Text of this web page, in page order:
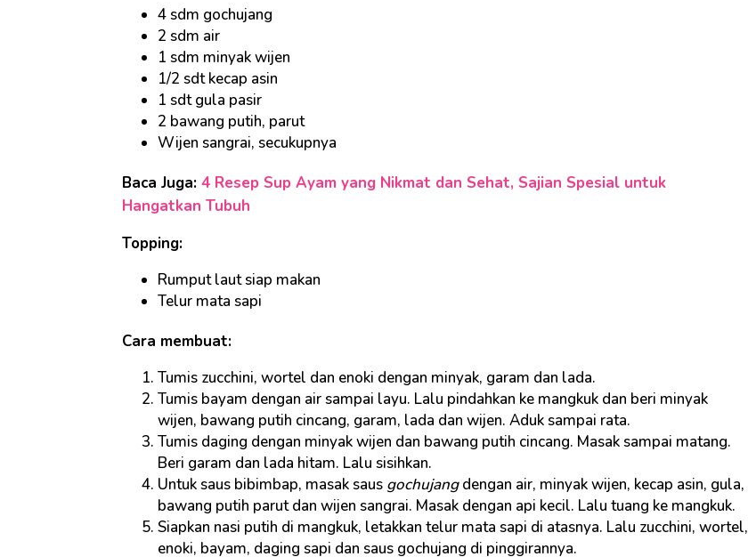
4 sdm gochujang
2 sdm air
1 sdm minyak wijen
1/2 sdt kecap asin
1 sdt gula pasir
2 bawang putih, parut
Wijen sangrai, secukupnya
Baca Juga: 4 Resep Sup Ayam yang Nikmat dan Sehat, Sajian Spesial untuk
Hangatkan Tubuh
Topping:
Rumput laut siap makan
Telur mata sapi
Cara membuat:
Tumis zucchini, wortel dan enoki dengan minyak, garam dan lada.
Tumis bayam dengan air sampai layu. Lalu pindahkan ke mangkuk dan beri minyak
wijen, bawang putih cincang, garam, lada dan wijen. Aduk sampai rata.
Tumis daging dengan minyak wijen dan bawang putih cincang. Masak sampai matang.
Beri garam dan lada hitam. Lalu sisihkan.
Untuk saus bibimbap, masak saus gochujangdengan air, minyak wijen, kecap asin, gula,
bawang putih parut dan wijen sangrai. Masak dengan api kecil. Lalu tuang ke mangkuk.
Siapkan nasi putih di mangkuk, letakkan telur mata sapi di atasnya. Lalu zucchini, wortel,
enoki, bayam, daging sapi dan saus gochujang di pinggirannya.